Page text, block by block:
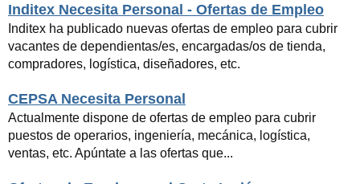
Inditex Necesita Personal - Ofertas de Empleo
Inditex ha publicado nuevas ofertas de empleo para cubrir
vacantes de dependientas/es, encargadas/os de tienda,
compradores, logística, diseñadores, etc.
CEPSA Necesita Personal
Actualmente dispone de ofertas de empleo para cubrir
puestos de operarios, ingeniería, mecánica, logística,
ventas, etc. Apúntate a las ofertas que...